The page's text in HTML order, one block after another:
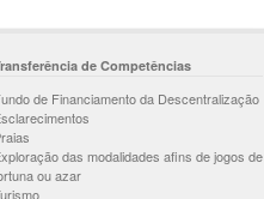
de Competências
de Financiamento da Descentralização
das modalidades afins de jogos de
ou azar